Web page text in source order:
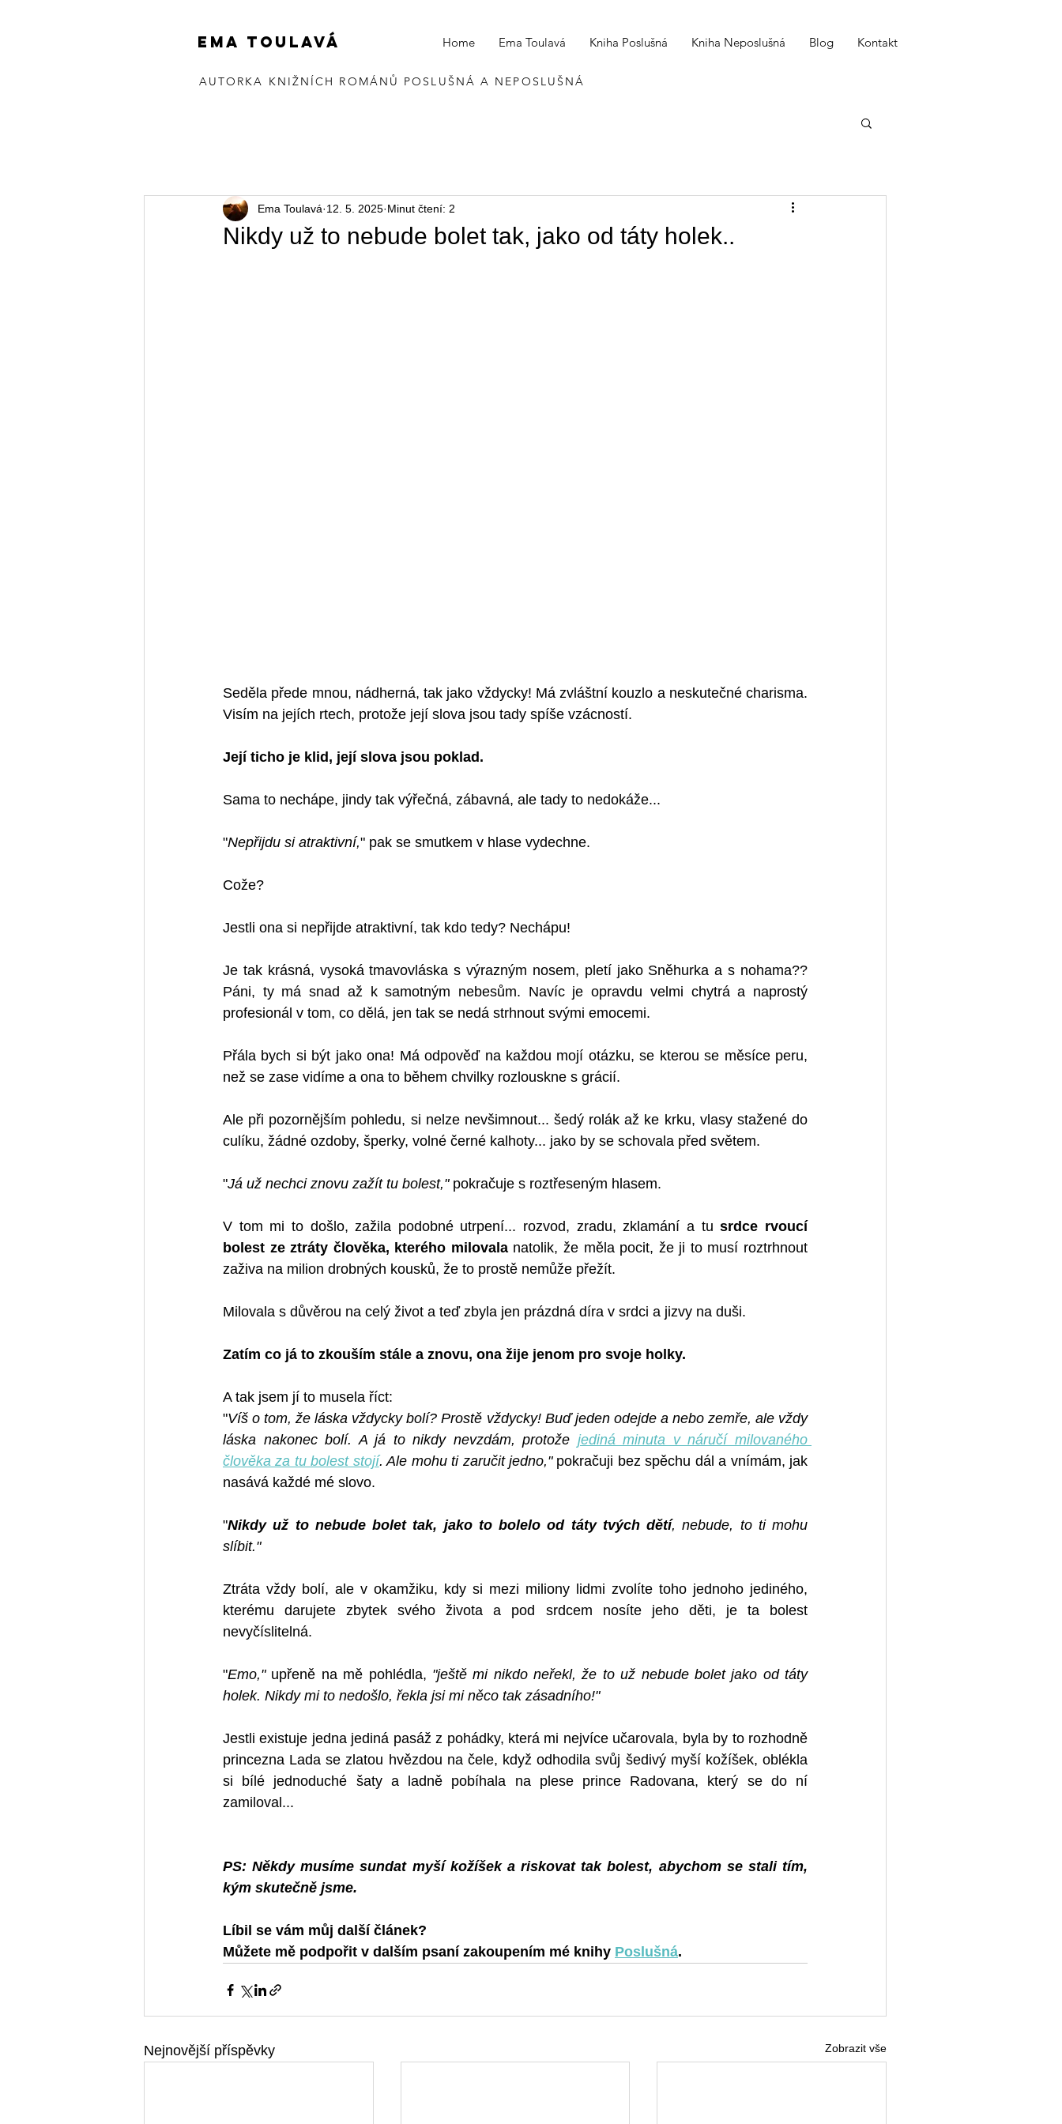
EMA TOULAVÁ Home Ema Toulavá Kniha Poslušná Kniha Neposlušná Blog Kontakt
AUTORKA KNIŽNÍCH ROMÁNŮ POSLUŠNÁ A NEPOSLUŠNÁ
Nikdy už to nebude bolet tak, jako od táty holek..
Ema Toulavá 12. 5. 2025 Minut čtení: 2
Seděla přede mnou, nádherná, tak jako vždycky! Má zvláštní kouzlo a neskutečné charisma.
Visím na jejích rtech, protože její slova jsou tady spíše vzácností.
Její ticho je klid, její slova jsou poklad.
Sama to nechápe, jindy tak výřečná, zábavná, ale tady to nedokáže...
"Nepřijdu si atraktivní," pak se smutkem v hlase vydechne.
Cože?
Jestli ona si nepřijde atraktivní, tak kdo tedy? Nechápu!
Je tak krásná, vysoká tmavovláska s výrazným nosem, pletí jako Sněhurka a s nohama??
Páni, ty má snad až k samotným nebesům. Navíc je opravdu velmi chytrá a naprostý
profesionál v tom, co dělá, jen tak se nedá strhnout svými emocemi.
Přála bych si být jako ona! Má odpověď na každou mojí otázku, se kterou se měsíce peru,
než se zase vidíme a ona to během chvilky rozlouskne s grácií.
Ale při pozornějším pohledu, si nelze nevšimnout... šedý rolák až ke krku, vlasy stažené do
culíku, žádné ozdoby, šperky, volné černé kalhoty... jako by se schovala před světem.
"Já už nechci znovu zažít tu bolest," pokračuje s roztřeseným hlasem.
V tom mi to došlo, zažila podobné utrpení... rozvod, zradu, zklamání a tu srdce rvoucí
bolest ze ztráty člověka, kterého milovala natolik, že měla pocit, že ji to musí roztrhnout
zaživa na milion drobných kousků, že to prostě nemůže přežít.
Milovala s důvěrou na celý život a teď zbyla jen prázdná díra v srdci a jizvy na duši.
Zatím co já to zkouším stále a znovu, ona žije jenom pro svoje holky.
A tak jsem jí to musela říct:
"Víš o tom, že láska vždycky bolí? Prostě vždycky! Buď jeden odejde a nebo zemře, ale vždy
láska nakonec bolí. A já to nikdy nevzdám, protože jediná minuta v náručí milovaného
člověka za tu bolest stojí. Ale mohu ti zaručit jedno," pokračuji bez spěchu dál a vnímám, jak
nasává každé mé slovo.
"Nikdy už to nebude bolet tak, jako to bolelo od táty tvých dětí, nebude, to ti mohu
slíbit."
Ztráta vždy bolí, ale v okamžiku, kdy si mezi miliony lidmi zvolíte toho jednoho jediného,
kterému darujete zbytek svého života a pod srdcem nosíte jeho děti, je ta bolest
nevyčíslitelná.
"Emo," upřeně na mě pohlédla, "ještě mi nikdo neřekl, že to už nebude bolet jako od táty
holek. Nikdy mi to nedošlo, řekla jsi mi něco tak zásadního!"
Jestli existuje jedna jediná pasáž z pohádky, která mi nejvíce učarovala, byla by to rozhodně
princezna Lada se zlatou hvězdou na čele, když odhodila svůj šedivý myší kožíšek, oblékla
si bílé jednoduché šaty a ladně pobíhala na plese prince Radovana, který se do ní
zamiloval...
PS: Někdy musíme sundat myší kožíšek a riskovat tak bolest, abychom se stali tím,
kým skutečně jsme.
Líbil se vám můj další článek?
Můžete mě podpořit v dalším psaní zakoupením mé knihy Poslušná.
Nejnovější příspěvky Zobrazit vše